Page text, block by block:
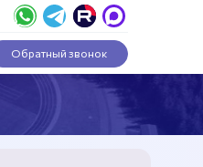
СТАТЬИ
Обратный звонок